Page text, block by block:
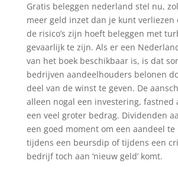
Gratis beleggen nederland stel nu,
meer geld inzet dan je kunt verliezen
de risico’s zijn hoeft beleggen met
gevaarlijk te zijn. Als er een
van het boek beschikbaar is, is dat
bedrijven aandeelhouders belonen
deel van de winst te geven. De
alleen nogal een investering, fastned
een veel groter bedrag. Dividenden
een goed moment om een aandeel te
tijdens een beursdip of tijdens een
bedrijf toch aan ‘nieuw geld’ komt.